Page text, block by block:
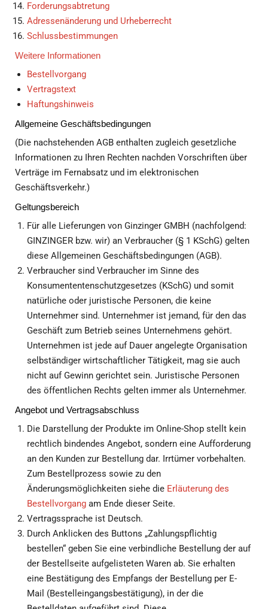
Forderungsabtretung
Adressenänderung und Urheberrecht
Schlussbestimmungen
Weitere Informationen
Bestellvorgang
Vertragstext
Haftungshinweis
Allgemeine Geschäftsbedingungen
(Die nachstehenden AGB enthalten zugleich gesetzliche
Informationen zu Ihren Rechten nachden Vorschriften über
Verträge im Fernabsatz und im elektronischen
Geschäftsverkehr.)
Geltungsbereich
Für alle Lieferungen von Ginzinger GMBH (nachfolgend:
GINZINGER bzw. wir) an Verbraucher (§ 1 KSchG) gelten
diese Allgemeinen Geschäftsbedingungen (AGB).
Verbraucher sind Verbraucher im Sinne des
Konsumententenschutzgesetzes (KSchG) und somit
natürliche oder juristische Personen, die keine
Unternehmer sind. Unternehmer ist jemand, für den das
Geschäft zum Betrieb seines Unternehmens gehört.
Unternehmen ist jede auf Dauer angelegte Organisation
selbständiger wirtschaftlicher Tätigkeit, mag sie auch
nicht auf Gewinn gerichtet sein. Juristische Personen
des öffentlichen Rechts gelten immer als Unternehmer.
Angebot und Vertragsabschluss
Die Darstellung der Produkte im Online-Shop stellt kein
rechtlich bindendes Angebot, sondern eine Aufforderung
an den Kunden zur Bestellung dar. Irrtümer vorbehalten.
Zum Bestellprozess sowie zu den
Änderungsmöglichkeiten siehe die Erläuterung des
Bestellvorgang am Ende dieser Seite.
Vertragssprache ist Deutsch.
Durch Anklicken des Buttons „Zahlungspflichtig
bestellen“ geben Sie eine verbindliche Bestellung der auf
der Bestellseite aufgelisteten Waren ab. Sie erhalten
eine Bestätigung des Empfangs der Bestellung per E-
Mail (Bestelleingangsbestätigung), in der die